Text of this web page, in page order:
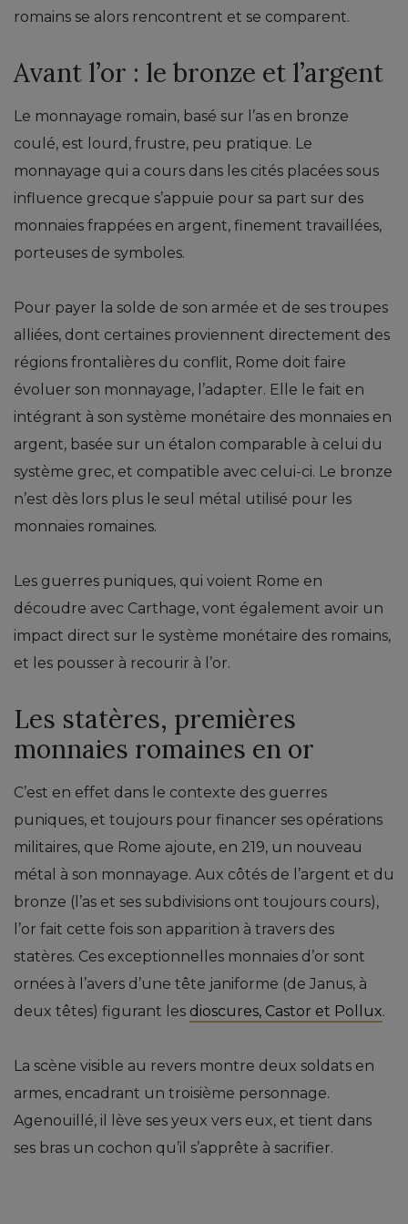
romains se alors rencontrent et se comparent.
Avant l’or : le bronze et l’argent
Le monnayage romain, basé sur l’as en bronze
coulé, est lourd, frustre, peu pratique. Le
monnayage qui a cours dans les cités placées sous
influence grecque s’appuie pour sa part sur des
monnaies frappées en argent, finement travaillées,
porteuses de symboles.
Pour payer la solde de son armée et de ses troupes
alliées, dont certaines proviennent directement des
régions frontalières du conflit, Rome doit faire
évoluer son monnayage, l’adapter. Elle le fait en
intégrant à son système monétaire des monnaies en
argent, basée sur un étalon comparable à celui du
système grec, et compatible avec celui-ci. Le bronze
n’est dès lors plus le seul métal utilisé pour les
monnaies romaines.
Les guerres puniques, qui voient Rome en
découdre avec Carthage, vont également avoir un
impact direct sur le système monétaire des romains,
et les pousser à recourir à l’or.
Les statères, premières
monnaies romaines en or
C’est en effet dans le contexte des guerres
puniques, et toujours pour financer ses opérations
militaires, que Rome ajoute, en 219, un nouveau
métal à son monnayage. Aux côtés de l’argent et du
bronze (l’as et ses subdivisions ont toujours cours),
l’or fait cette fois son apparition à travers des
statères. Ces exceptionnelles monnaies d’or sont
ornées à l’avers d’une tête janiforme (de Janus, à
deux têtes) figurant les dioscures, Castor et Pollux.
La scène visible au revers montre deux soldats en
armes, encadrant un troisième personnage.
Agenouillé, il lève ses yeux vers eux, et tient dans
ses bras un cochon qu’il s’apprête à sacrifier.